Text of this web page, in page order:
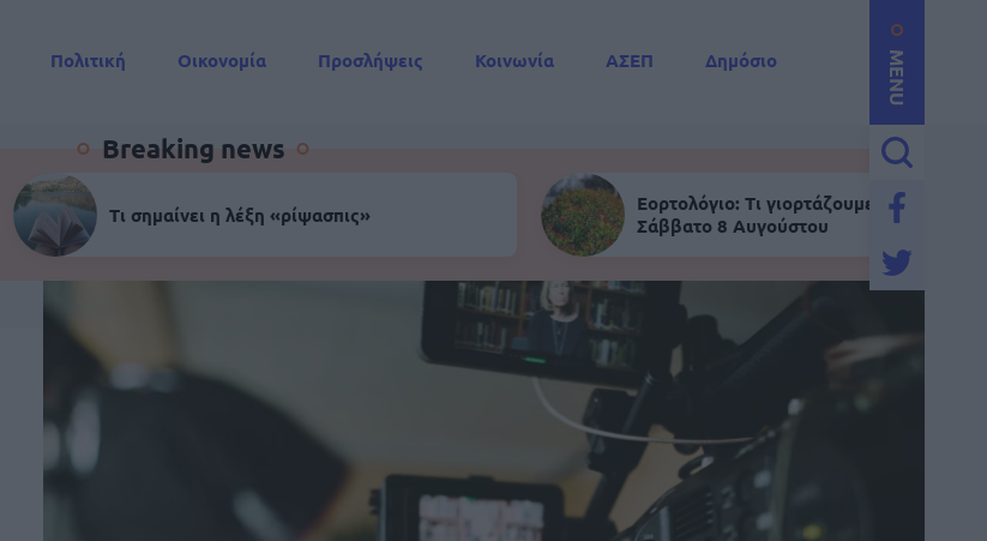
MENU
Πολιτική Οικονομία Προσλήψεις Κοινωνία ΑΣΕΠ
Δημόσιο
Breaking news
Τι σημαίνει η λέξη «ρίψασπις»
Εορτολόγιο: Τι γιορτάζουμε σήμερα,
Σάββατο 8 Αυγούστου